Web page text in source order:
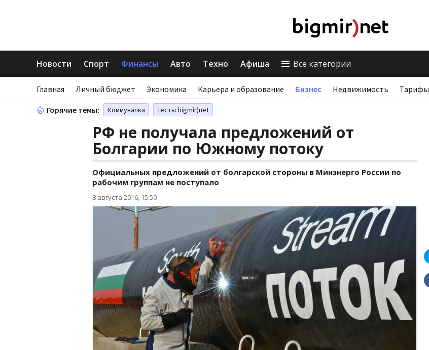
Новости Спорт Финансы Авто Техно Афиша Все категории
Главная Личный бюджет Экономика Карьера и образование Бизнес Недвижимость Тарифы
Горячие темы: Коммуналка Тесты bigmir)net
РФ не получала предложений от
Болгарии по Южному потоку
Официальных предложений от болгарской стороны в Минэнерго России по
рабочим группам не поступало
8 августа 2016, 15:50